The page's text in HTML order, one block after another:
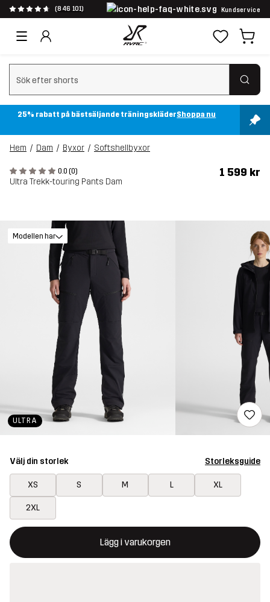
(846 101) Kundservice
Rensa sök
25% rabatt på bästsäljande träningskläderShoppa nu
Hem Dam Byxor Softshellbyxor
0.0 (0)
Ultra Trekk-touring Pants Dam
1 599 kr
ULTRA
Modellen har
Välj din storlek Storleksguide
XS S M L XL
2XL
Lägg i varukorgen
Denna knapp kommer att öppna en modal som bekräftar en ny
{{size}} inte tillgänglig